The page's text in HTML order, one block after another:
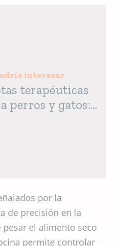
interesar
terapéuticas
perros y gatos:
por la
de precisión en la
el alimento seco
permite controlar